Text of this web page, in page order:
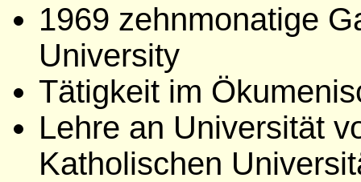
1969 zehnmonatige
University
Tätigkeit im
Lehre an Universität
Katholischen